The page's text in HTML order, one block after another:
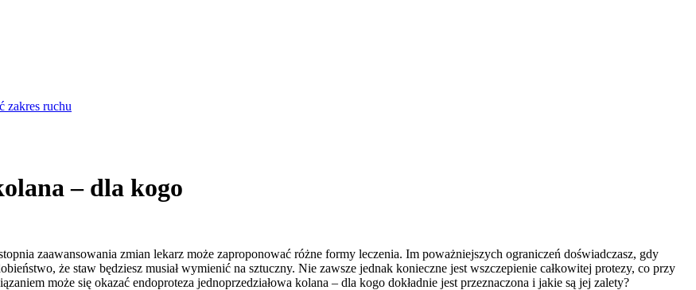
zakres ruchu
– dla kogo
zaawansowania zmian lekarz może zaproponować różne formy leczenia. Im poważniejszych ograniczeń doświadczasz, gdy
że staw będziesz musiał wymienić na sztuczny. Nie zawsze jednak konieczne jest wszczepienie całkowitej protezy, co przy
może się okazać endoproteza jednoprzedziałowa kolana – dla kogo dokładnie jest przeznaczona i jakie są jej zalety?